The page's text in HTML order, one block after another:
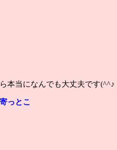
本当になんでも大丈夫です(^^♪
っとこ